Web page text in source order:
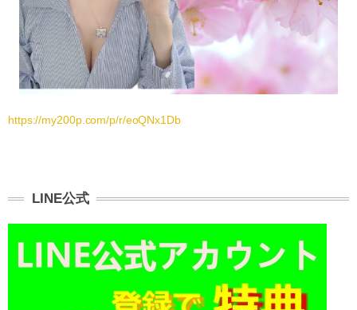
https://my200p.com/p/r/eoQNx1Db
LINE公式